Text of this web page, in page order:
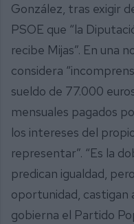
González, tras exigir
PSOE que “la
recibe Mijas”. En una
considera
sueldo de 77.000
mensuales pagados
los intereses del
representar”. “Es la
predican igualdad,
oportunidad, castigan
gobierna el Partido